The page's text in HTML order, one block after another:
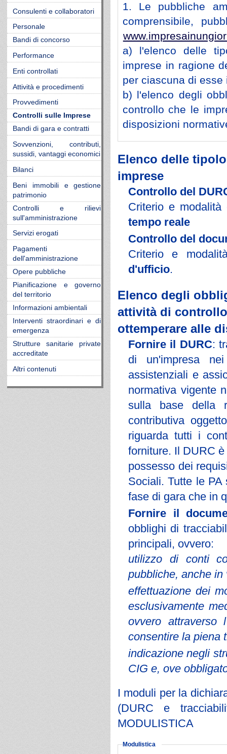
Consulenti e collaboratori
Personale
Bandi di concorso
Performance
Enti controllati
Attività e procedimenti
Provvedimenti
Controlli sulle Imprese
Bandi di gara e contratti
Sovvenzioni, contributi,
sussidi, vantaggi economici
Bilanci
Beni immobili e gestione
patrimonio
Controlli e rilievi
sull'amministrazione
Servizi erogati
Pagamenti
dell'amministrazione
Opere pubbliche
Pianificazione e governo
del territorio
Informazioni ambientali
Interventi straordinari e di
emergenza
Strutture sanitarie private
accreditate
Altri contenuti
1. Le pubbliche
comprensibile,
a) l'elenco delle
imprese in ragione
per ciascuna di
b) l'elenco degli
controllo che le
disposizioni
Elenco delle
imprese
Controllo del
Criterio e
tempo reale
Controllo del
Criterio e
d'ufficio.
Elenco degli
attività di
ottemperare alle
Fornire il DURC:
di un'impresa
assistenziali e
normativa vigente
sulla base della
contributiva
riguarda tutti i
forniture. Il DURC
possesso dei
Sociali. Tutte le
fase di gara che in
Fornire il
obblighi di
principali, ovvero:
utilizzo di conti
pubbliche, anche
effettuazione dei
esclusivamente
ovvero attraverso
consentire la piena
indicazione negli
CIG e, ove
I moduli per la
(DURC e
MODULISTICA
Modulistica